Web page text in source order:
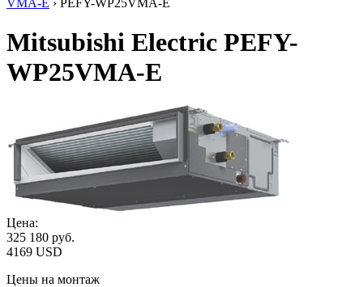
VMA-E › PEFY-WP25VMA-E
Mitsubishi Electric PEFY-
WP25VMA-E
Цена:
325 180 руб.
4169 USD
Цены на монтаж